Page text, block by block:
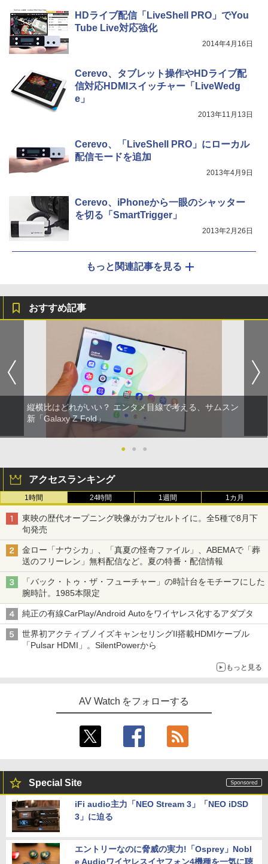
HDライブ配信「LiveShell PRO」でYou
Tube Live対応強化
2014年4月16日
Cerevo、タブレット操作やHDライブ配
信対応HDMIスイッチャー「LiveWedg
e」
2013年11月13日
Cerevo、「LiveShell PRO」にローカル
配信モードを追加
2013年4月9日
Cerevo、iPhoneから一眼のシャッター
を切る「SmartTrigger」
2013年2月26日
もっと関連記事を見る
おすすめ記事
縦横比はどれがいい？ エンタメ目線で考える、サムスン
新「Galaxy Z Fold」
● ● ●
アクセスランキング
1時間 24時間 1週間 1カ月
東映の歴代オープニング映像がカプセルトイに。全5種で8月下
旬発売
金ロー「ナウシカ」、「真夏の怪奇ファイル」、ABEMAで「葬
送のフリーレン」無料配信など。夏の特番・配信情報
「バック・トゥ・ザ・フューチャー」の時計台をモチーフにした
腕時計。1985本限定
純正の有線CarPlay/Android Autoをワイヤレス化するアダプタ
世界初アクティブノイズキャンセリングII搭載HDMIケーブル
「Pulsar HDMI」。SilentPowerから
もっと見る
AV Watch をフォローする
Special Site
iFi audio主力「NEO Stream 3」「NEO iDSD
3」に迫る
エントリーなのに脅威の実力!「Osprey」Nobl
e Audioワイヤレスイヤフォン4機種を一気に聴